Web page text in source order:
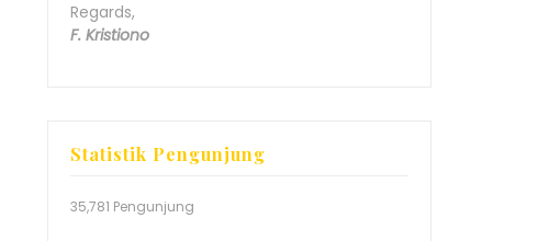
Regards,
F. Kristiono
Statistik Pengunjung
35,781 Pengunjung